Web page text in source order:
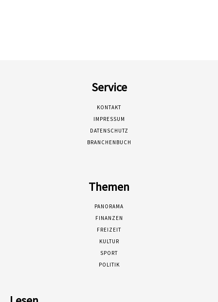
Service
KONTAKT
IMPRESSUM
DATENSCHUTZ
BRANCHENBUCH
Themen
PANORAMA
FINANZEN
FREIZEIT
KULTUR
SPORT
POLITIK